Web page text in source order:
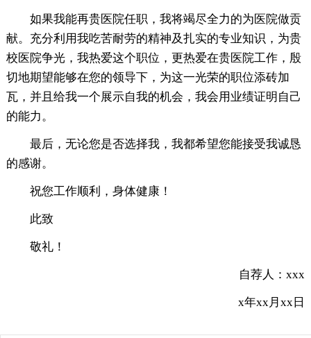
如果我能再贵医院任职，我将竭尽全力的为医院做贡
献。充分利用我吃苦耐劳的精神及扎实的专业知识，为贵
校医院争光，我热爱这个职位，更热爱在贵医院工作，殷
切地期望能够在您的领导下，为这一光荣的职位添砖加
瓦，并且给我一个展示自我的机会，我会用业绩证明自己
的能力。
最后，无论您是否选择我，我都希望您能接受我诚恳
的感谢。
祝您工作顺利，身体健康！
此致
敬礼！
自荐人：xxx
x年xx月xx日